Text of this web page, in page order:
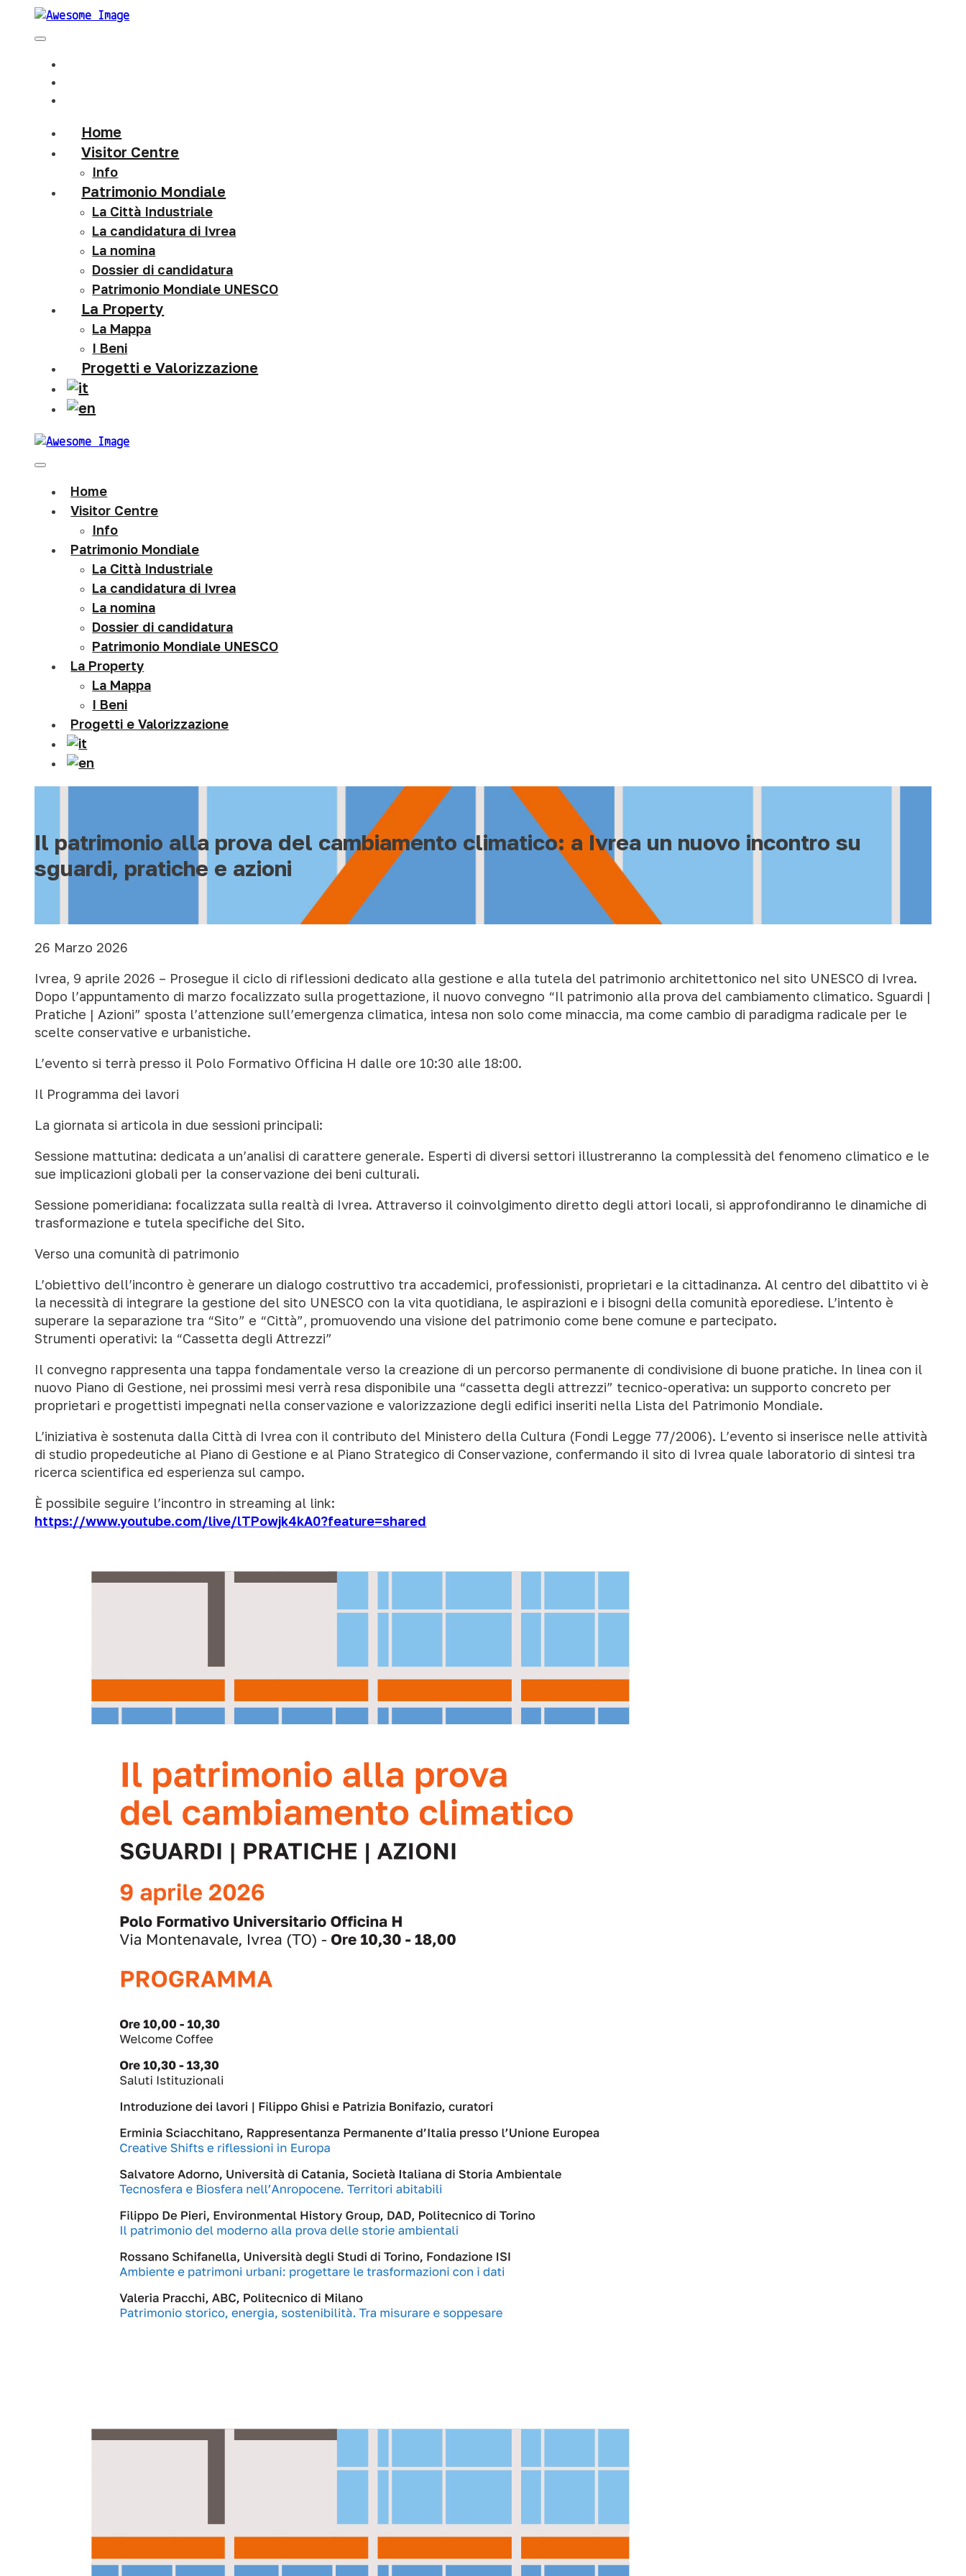
Home
Visitor Centre
Info
Patrimonio Mondiale
La Città Industriale
La candidatura di Ivrea
La nomina
Dossier di candidatura
Patrimonio Mondiale UNESCO
La Property
La Mappa
I Beni
Progetti e Valorizzazione
Home
Visitor Centre
Info
Patrimonio Mondiale
La Città Industriale
La candidatura di Ivrea
La nomina
Dossier di candidatura
Patrimonio Mondiale UNESCO
La Property
La Mappa
I Beni
Progetti e Valorizzazione
Il patrimonio alla prova del cambiamento climatico: a Ivrea un nuovo incontro su
sguardi, pratiche e azioni
26 Marzo 2026
Ivrea, 9 aprile 2026 – Prosegue il ciclo di riflessioni dedicato alla gestione e alla tutela del patrimonio architettonico nel sito UNESCO di Ivrea.
Dopo l’appuntamento di marzo focalizzato sulla progettazione, il nuovo convegno “Il patrimonio alla prova del cambiamento climatico. Sguardi |
Pratiche | Azioni” sposta l’attenzione sull’emergenza climatica, intesa non solo come minaccia, ma come cambio di paradigma radicale per le
scelte conservative e urbanistiche.
L’evento si terrà presso il Polo Formativo Officina H dalle ore 10:30 alle 18:00.
Il Programma dei lavori
La giornata si articola in due sessioni principali:
Sessione mattutina: dedicata a un’analisi di carattere generale. Esperti di diversi settori illustreranno la complessità del fenomeno climatico e le
sue implicazioni globali per la conservazione dei beni culturali.
Sessione pomeridiana: focalizzata sulla realtà di Ivrea. Attraverso il coinvolgimento diretto degli attori locali, si approfondiranno le dinamiche di
trasformazione e tutela specifiche del Sito.
Verso una comunità di patrimonio
L’obiettivo dell’incontro è generare un dialogo costruttivo tra accademici, professionisti, proprietari e la cittadinanza. Al centro del dibattito vi è
la necessità di integrare la gestione del sito UNESCO con la vita quotidiana, le aspirazioni e i bisogni della comunità eporediese. L’intento è
superare la separazione tra “Sito” e “Città”, promuovendo una visione del patrimonio come bene comune e partecipato.
Strumenti operativi: la “Cassetta degli Attrezzi”
Il convegno rappresenta una tappa fondamentale verso la creazione di un percorso permanente di condivisione di buone pratiche. In linea con il
nuovo Piano di Gestione, nei prossimi mesi verrà resa disponibile una “cassetta degli attrezzi” tecnico-operativa: un supporto concreto per
proprietari e progettisti impegnati nella conservazione e valorizzazione degli edifici inseriti nella Lista del Patrimonio Mondiale.
L’iniziativa è sostenuta dalla Città di Ivrea con il contributo del Ministero della Cultura (Fondi Legge 77/2006). L’evento si inserisce nelle attività
di studio propedeutiche al Piano di Gestione e al Piano Strategico di Conservazione, confermando il sito di Ivrea quale laboratorio di sintesi tra
ricerca scientifica ed esperienza sul campo.
È possibile seguire l’incontro in streaming al link:
https://www.youtube.com/live/lTPowjk4kA0?feature=shared